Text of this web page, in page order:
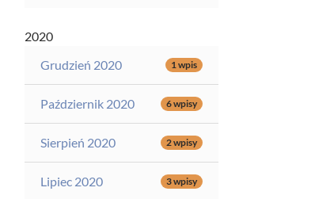
2020
Grudzień 2020
1 wpis
Październik 2020 6 wpisy
Sierpień 2020 2 wpisy
Lipiec 2020 3 wpisy